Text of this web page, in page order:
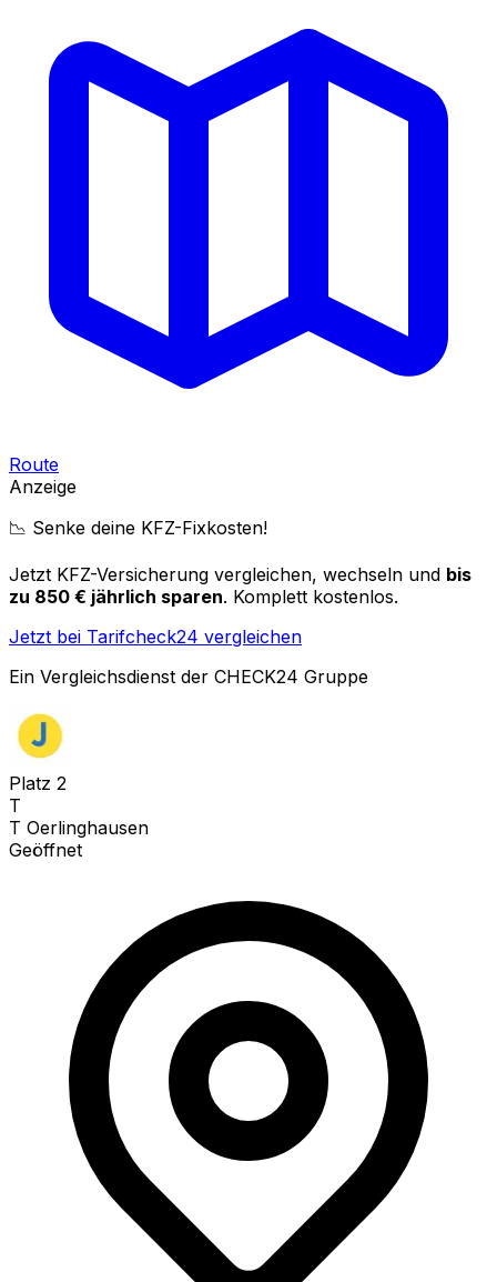
Route
Anzeige
📉 Senke deine KFZ-Fixkosten!
Jetzt KFZ-Versicherung vergleichen, wechseln und bis
zu 850 € jährlich sparen. Komplett kostenlos.
Jetzt bei Tarifcheck24 vergleichen
Ein Vergleichsdienst der CHECK24 Gruppe
Platz 2
T
T Oerlinghausen
Geöffnet